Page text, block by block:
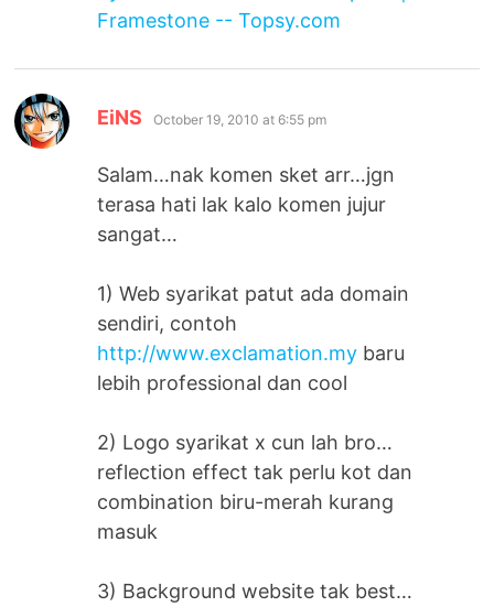
Framestone -- Topsy.com
EiNS says:
October 19, 2010 at 6:55 pm
Salam…nak komen sket arr…jgn
terasa hati lak kalo komen jujur
sangat…
1) Web syarikat patut ada domain
sendiri, contoh
http://www.exclamation.my baru
lebih professional dan cool
2) Logo syarikat x cun lah bro…
reflection effect tak perlu kot dan
combination biru-merah kurang
masuk
3) Background website tak best…